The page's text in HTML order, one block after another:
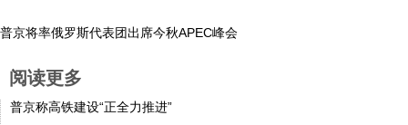
历史
普京将率俄罗斯代表团出席今秋APEC峰会
阅读更多
普京称高铁建设“正全力推进”